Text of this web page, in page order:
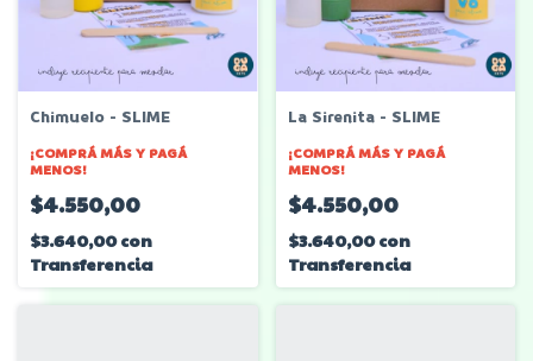
Chimuelo - SLIME
¡COMPRÁ MÁS Y PAGÁ
MENOS!
$4.550,00
$3.640,00con
Transferencia
La Sirenita - SLIME
¡COMPRÁ MÁS Y PAGÁ
MENOS!
$4.550,00
$3.640,00con
Transferencia